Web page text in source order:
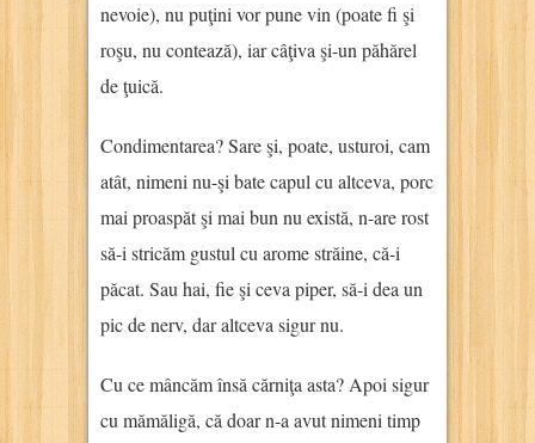
nevoie), nu puţini vor pune vin (poate fi şi
roşu, nu contează), iar câţiva şi-un păhărel
de ţuică.
Condimentarea? Sare şi, poate, usturoi, cam
atât, nimeni nu-şi bate capul cu altceva, porc
mai proaspăt şi mai bun nu există, n-are rost
să-i stricăm gustul cu arome străine, că-i
păcat. Sau hai, fie şi ceva piper, să-i dea un
pic de nerv, dar altceva sigur nu.
Cu ce mâncăm însă cărniţa asta? Apoi sigur
cu mămăligă, că doar n-a avut nimeni timp